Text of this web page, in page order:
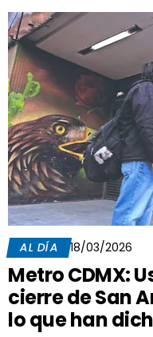
AL DÍA 18/03/2026
Metro CDMX:
cierre de San
lo que han